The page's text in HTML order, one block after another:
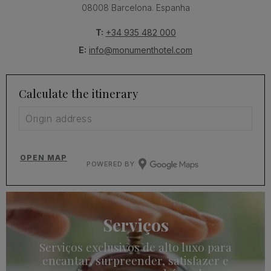
08008 Barcelona. Espanha
T: +34 935 482 000
E: info@monumenthotel.com
Calculate the itinerary
OPEN MAP
POWERED BY
Serviços
Serviços exclusivos de alto luxo para
encantar, surpreender, satisfazer e